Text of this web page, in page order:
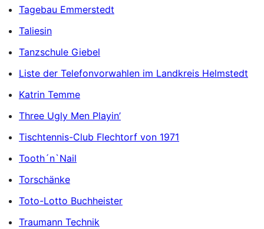
Tagebau Emmerstedt
Taliesin
Tanzschule Giebel
Liste der Telefonvorwahlen im Landkreis Helmstedt
Katrin Temme
Three Ugly Men Playin’
Tischtennis-Club Flechtorf von 1971
Tooth´n`Nail
Torschänke
Toto-Lotto Buchheister
Traumann Technik